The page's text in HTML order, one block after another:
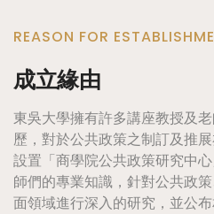
REASON FOR
成立緣由
東吳大學擁有許多講座教授及
歷，對於公共政策之制訂及推
設置「商學院公共政策研究中
師們的專業知識，針對公共政
面領域進行深入的研究，並公